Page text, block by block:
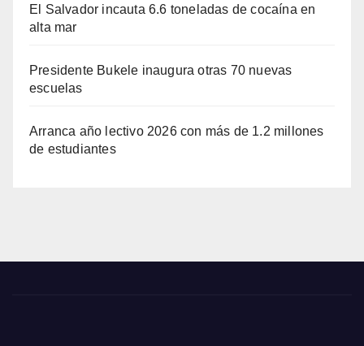
El Salvador incauta 6.6 toneladas de cocaína en
alta mar
Presidente Bukele inaugura otras 70 nuevas
escuelas
Arranca año lectivo 2026 con más de 1.2 millones
de estudiantes